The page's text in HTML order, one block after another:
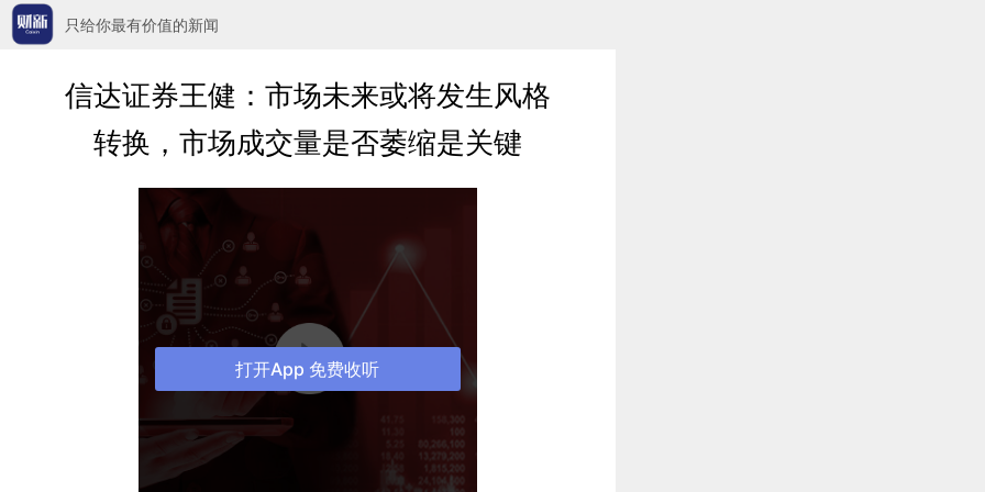
只给你最有价值的新闻
信达证券王健：市场未来或将发生风格
转换，市场成交量是否萎缩是关键
打开App 免费收听